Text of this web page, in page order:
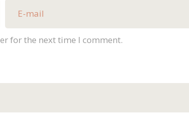
for the next time I comment.